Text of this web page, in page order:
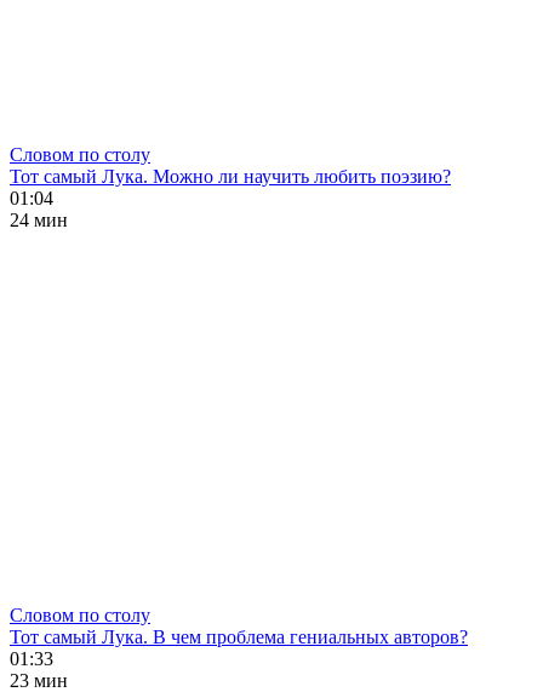
Словом по столу
Тот самый Лука. Можно ли научить любить поэзию?
01:04
24 мин
Словом по столу
Тот самый Лука. В чем проблема гениальных авторов?
01:33
23 мин